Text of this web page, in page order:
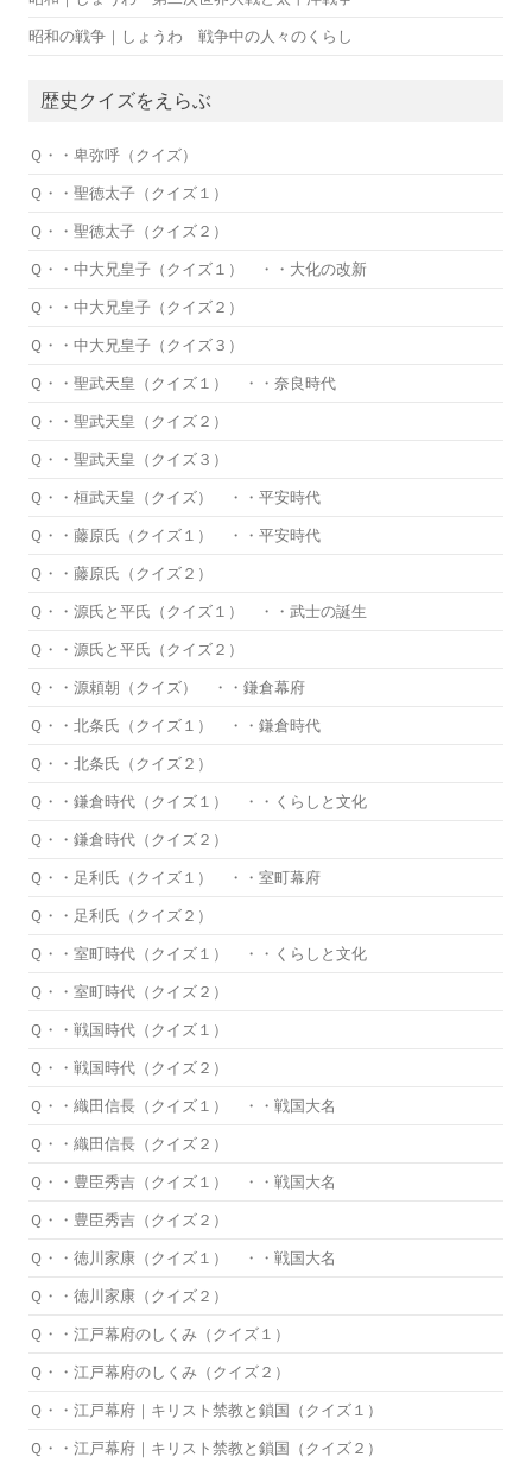
昭和の戦争｜しょうわ 戦争中の人々のくらし
歴史クイズをえらぶ
Ｑ・・卑弥呼（クイズ）
Ｑ・・聖徳太子（クイズ１）
Ｑ・・聖徳太子（クイズ２）
Ｑ・・中大兄皇子（クイズ１） ・・大化の改新
Ｑ・・中大兄皇子（クイズ２）
Ｑ・・中大兄皇子（クイズ３）
Ｑ・・聖武天皇（クイズ１） ・・奈良時代
Ｑ・・聖武天皇（クイズ２）
Ｑ・・聖武天皇（クイズ３）
Ｑ・・桓武天皇（クイズ） ・・平安時代
Ｑ・・藤原氏（クイズ１） ・・平安時代
Ｑ・・藤原氏（クイズ２）
Ｑ・・源氏と平氏（クイズ１） ・・武士の誕生
Ｑ・・源氏と平氏（クイズ２）
Ｑ・・源頼朝（クイズ） ・・鎌倉幕府
Ｑ・・北条氏（クイズ１） ・・鎌倉時代
Ｑ・・北条氏（クイズ２）
Ｑ・・鎌倉時代（クイズ１） ・・くらしと文化
Ｑ・・鎌倉時代（クイズ２）
Ｑ・・足利氏（クイズ１） ・・室町幕府
Ｑ・・足利氏（クイズ２）
Ｑ・・室町時代（クイズ１） ・・くらしと文化
Ｑ・・室町時代（クイズ２）
Ｑ・・戦国時代（クイズ１）
Ｑ・・戦国時代（クイズ２）
Ｑ・・織田信長（クイズ１） ・・戦国大名
Ｑ・・織田信長（クイズ２）
Ｑ・・豊臣秀吉（クイズ１） ・・戦国大名
Ｑ・・豊臣秀吉（クイズ２）
Ｑ・・徳川家康（クイズ１） ・・戦国大名
Ｑ・・徳川家康（クイズ２）
Ｑ・・江戸幕府のしくみ（クイズ１）
Ｑ・・江戸幕府のしくみ（クイズ２）
Ｑ・・江戸幕府｜キリスト禁教と鎖国（クイズ１）
Ｑ・・江戸幕府｜キリスト禁教と鎖国（クイズ２）